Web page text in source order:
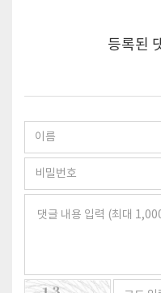
등록된